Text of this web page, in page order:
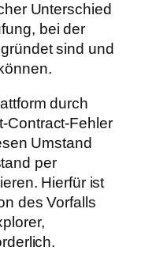
Unterschied
bei der
sind und
durch
Contract-Fehler
Umstand
per
Hierfür ist
des Vorfalls